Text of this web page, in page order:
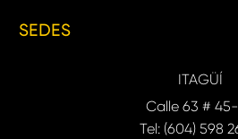
SEDES
ITAGÜÍ
Calle 63 #
Tel: (604) 598